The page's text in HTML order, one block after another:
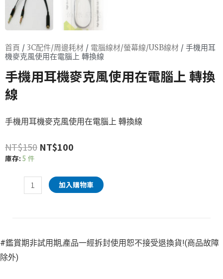
首頁 / 3C配件/周邊耗材 / 電腦線材/螢幕線/USB線材 / 手機用耳
機麥克風使用在電腦上 轉換線
手機用耳機麥克風使用在電腦上 轉換
線
手機用耳機麥克風使用在電腦上 轉換線
NT$150 NT$100
庫存: 5 件
加入購物車
#鑑賞期非試用期,產品一經拆封使用恕不接受退換貨!(商品故障
除外)